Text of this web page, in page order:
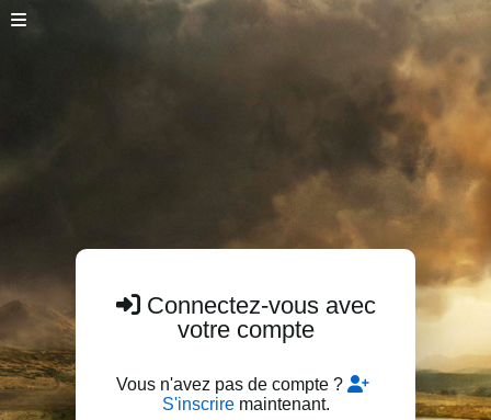
Connectez-vous avec
votre compte
Vous n'avez pas de compte ?
S'inscriremaintenant.